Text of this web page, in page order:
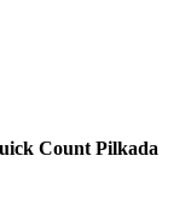
Count Pilkada